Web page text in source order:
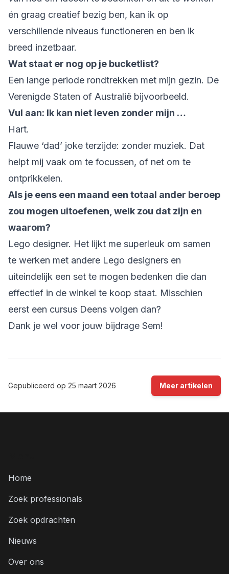
én graag creatief bezig ben, kan ik op
verschillende niveaus functioneren en ben ik
breed inzetbaar.
Wat staat er nog op je bucketlist?
Een lange periode rondtrekken met mijn gezin. De
Verenigde Staten of Australië bijvoorbeeld.
Vul aan: Ik kan niet leven zonder mijn …
Hart.
Flauwe ‘dad’ joke terzijde: zonder muziek. Dat
helpt mij vaak om te focussen, of net om te
ontprikkelen.
Als je eens een maand een totaal ander beroep
zou mogen uitoefenen, welk zou dat zijn en
waarom?
Lego designer. Het lijkt me superleuk om samen
te werken met andere Lego designers en
uiteindelijk een set te mogen bedenken die dan
effectief in de winkel te koop staat. Misschien
eerst een cursus Deens volgen dan?
Dank je wel voor jouw bijdrage Sem!
Gepubliceerd op 25 maart 2026 Meer artikelen
Home
Zoek professionals
Zoek opdrachten
Nieuws
Over ons